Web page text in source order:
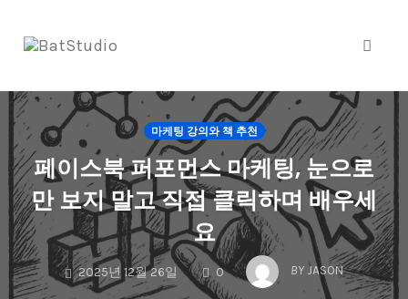
Skip
content
마케팅 강의와 책 추천
페이스북 퍼포먼스 마케팅, 눈으로
만 보지 말고 직접 클릭하며 배우세
요
2025년 12월 26일 0
COMMENTS
BY JASON